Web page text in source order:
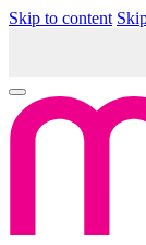
Skip to content